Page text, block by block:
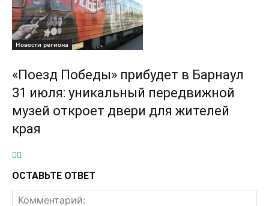
Новости региона
«Поезд Победы» прибудет в Барнаул
31 июля: уникальный передвижной
музей откроет двери для жителей
края
ОСТАВЬТЕ ОТВЕТ